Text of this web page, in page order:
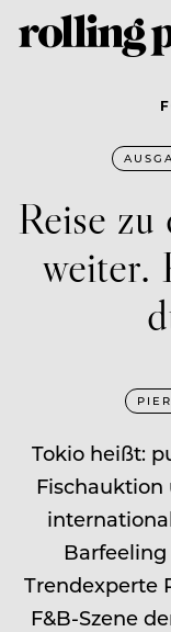
Reise
weiter.
Tokio heißt:
Fischauktion
Barfeeling
Trendexperte
F&B-Szene